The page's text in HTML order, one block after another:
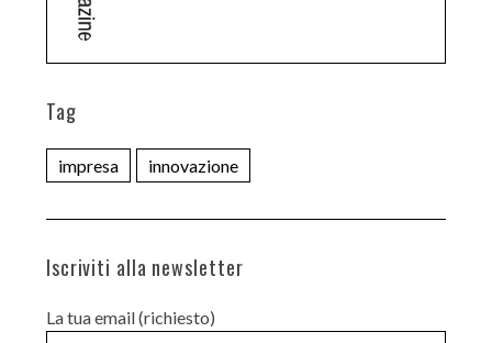
Tag
impresa innovazione
Iscriviti alla newsletter
La tua email (richiesto)